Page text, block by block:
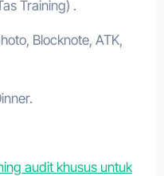
Training) .
Blocknote, ATK,
audit khusus untuk